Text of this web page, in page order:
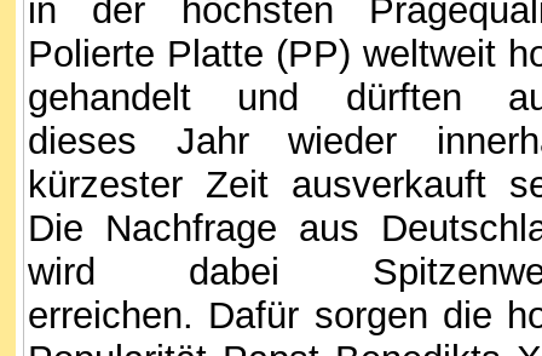
in der höchsten
Polierte Platte (PP) weltweit
gehandelt und dürften
dieses Jahr wieder
kürzester Zeit ausverkauft
Die Nachfrage aus
wird dabei
erreichen. Dafür sorgen die